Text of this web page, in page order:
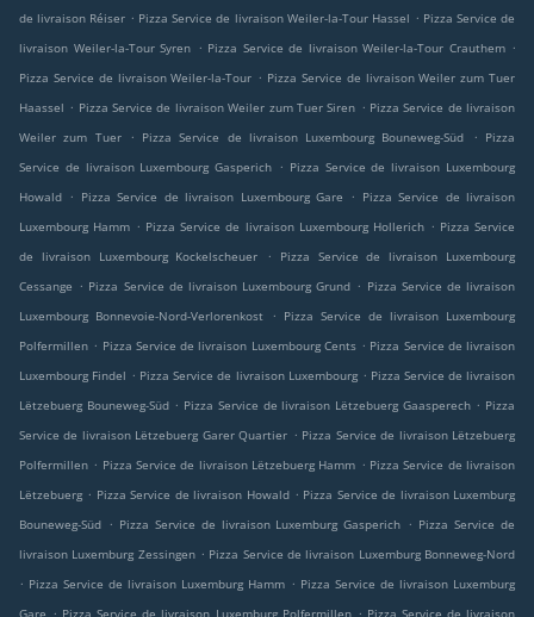
de livraison Réiser . Pizza Service de livraison Weiler-la-Tour Hassel . Pizza Service de
livraison Weiler-la-Tour Syren . Pizza Service de livraison Weiler-la-Tour Crauthem .
Pizza Service de livraison Weiler-la-Tour . Pizza Service de livraison Weiler zum Tuer
Haassel . Pizza Service de livraison Weiler zum Tuer Siren . Pizza Service de livraison
Weiler zum Tuer
. Pizza Service de livraison Luxembourg Bouneweg-Süd . Pizza
Service de livraison Luxembourg Gasperich . Pizza Service de livraison Luxembourg
Howald . Pizza Service de livraison Luxembourg Gare . Pizza Service de livraison
Luxembourg Hamm . Pizza Service de livraison Luxembourg Hollerich . Pizza Service
de livraison Luxembourg Kockelscheuer
.
Pizza Service de livraison Luxembourg
Cessange . Pizza Service de livraison Luxembourg Grund . Pizza Service de livraison
Luxembourg Bonnevoie-Nord-Verlorenkost
. Pizza Service de livraison Luxembourg
Polfermillen . Pizza Service de livraison Luxembourg Cents . Pizza Service de livraison
Luxembourg Findel . Pizza Service de livraison Luxembourg . Pizza Service de livraison
Lëtzebuerg Bouneweg-Süd . Pizza Service de livraison Lëtzebuerg Gaasperech . Pizza
Service de livraison Lëtzebuerg Garer Quartier . Pizza Service de livraison Lëtzebuerg
Polfermillen . Pizza Service de livraison Lëtzebuerg Hamm . Pizza Service de livraison
Lëtzebuerg . Pizza Service de livraison Howald . Pizza Service de livraison Luxemburg
Bouneweg-Süd . Pizza Service de livraison Luxemburg Gasperich . Pizza Service de
livraison Luxemburg Zessingen . Pizza Service de livraison Luxemburg Bonneweg-Nord
. Pizza Service de livraison Luxemburg Hamm . Pizza Service de livraison Luxemburg
. .